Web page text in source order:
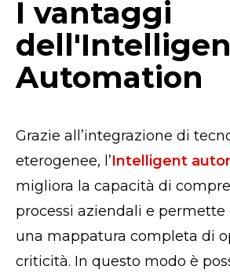
I vantaggi
Automation
Grazie all’integrazione di
eterogenee, l’Intelligent
migliora la capacità di
processi aziendali e permette
una mappatura completa di
criticità. In questo modo è